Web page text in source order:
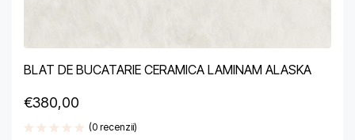
BLAT DE BUCATARIE CERAMICA LAMINAM ALASKA
€380,00
(0 recenzii)